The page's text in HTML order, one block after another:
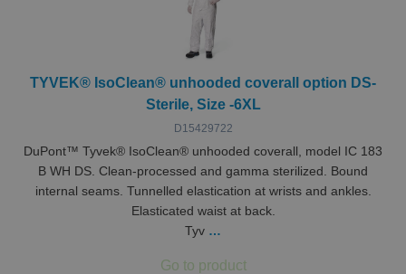
TYVEK® IsoClean® unhooded coverall option DS-
Sterile, Size -6XL
D15429722
DuPont™ Tyvek® IsoClean® unhooded coverall, model IC 183
B WH DS. Clean-processed and gamma sterilized. Bound
internal seams. Tunnelled elastication at wrists and ankles.
Elasticated waist at back.
Tyv …